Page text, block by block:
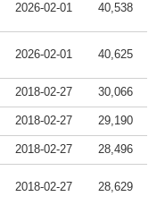
정
보
정
보
훈
련
정
도
우
미
안
내
2026-02-01 40,538
2026-02-01 40,625
2018-02-27 30,066
2018-02-27 29,190
2018-02-27 28,496
2018-02-27 28,629